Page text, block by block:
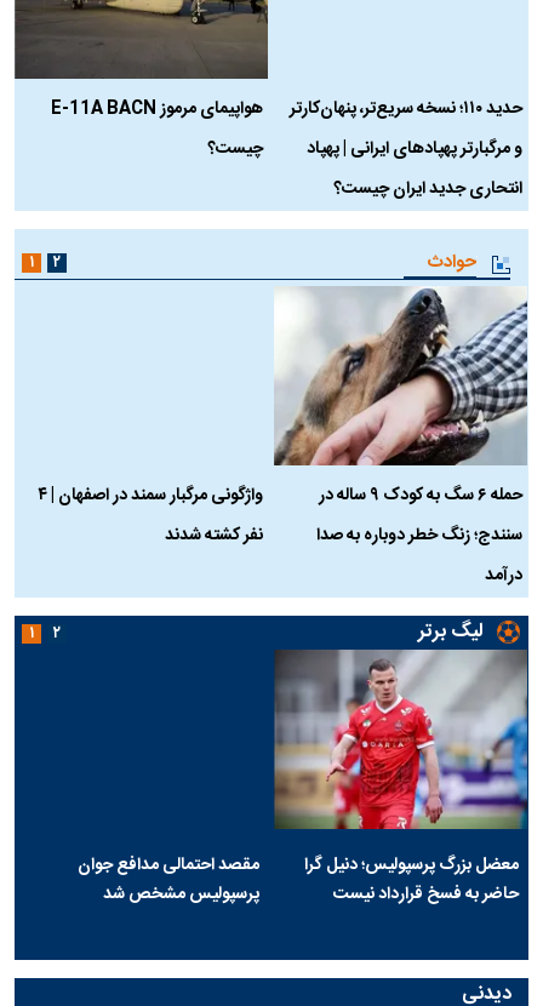
حدید ۱۱۰؛ نسخه سریع‌تر، پنهان‌کارتر
و مرگبارتر پهپادهای ایرانی | پهپاد
انتحاری جدید ایران چیست؟
هواپیمای مرموز E-11A BACN
چیست؟
حوادث
حمله ۶ سگ به کودک ۹ ساله در
سنندج؛ زنگ خطر دوباره به صدا
درآمد
واژگونی مرگبار سمند در اصفهان | ۴
نفر کشته شدند
۱ ۲
لیگ برتر
معضل بزرگ پرسپولیس؛ دنیل گرا
حاضر به فسخ قرارداد نیست
مقصد احتمالی مدافع جوان
پرسپولیس مشخص شد
۱ ۲
دیدنی